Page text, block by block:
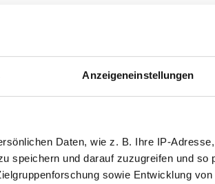
Anzeigeneinstellungen
Daten, wie z. B. Ihre IP-
speichern und darauf zuzugreifen und so
sowie Entwicklung
d'un guide spécialisé.
fourneau. Comment se forme la
?
Gratuit pour les enfants et